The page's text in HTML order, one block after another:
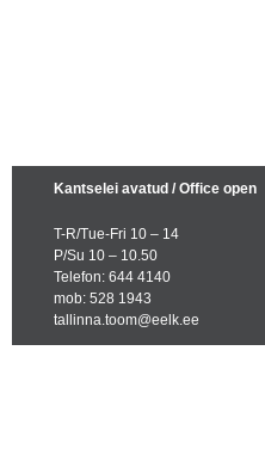
Kantselei avatud / Office open
T-R/Tue-Fri 10 – 14
P/Su 10 – 10.50
Telefon: 644 4140
mob: 528 1943
tallinna.toom@eelk.ee